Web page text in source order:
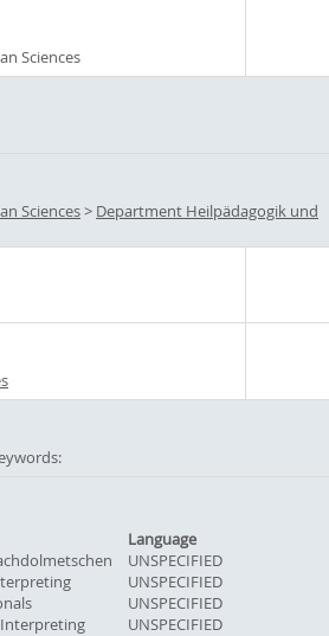
Sciences
Sciences> Department Heilpädagogik und
Language
UNSPECIFIED
UNSPECIFIED
UNSPECIFIED
UNSPECIFIED